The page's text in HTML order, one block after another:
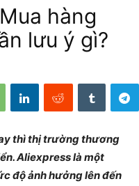
hàng
lưu ý gì?
thì thị trường thương
Aliexpress là một
độ ảnh hưởng lên đến